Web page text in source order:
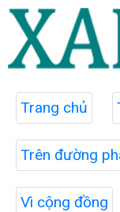
Trang chủ
Trên đường
Vì cộng đồng